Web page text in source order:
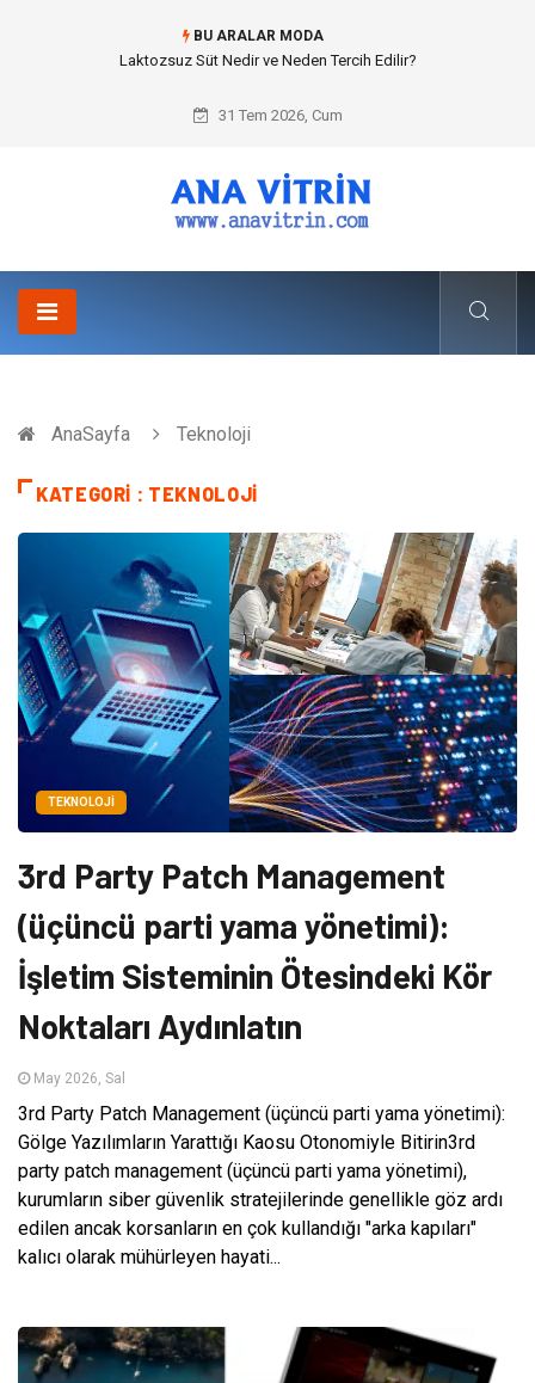
BU ARALAR MODA
Cold mix asphalt plant (Soğuk Asfalt Plenti) ile Yol Yapımında Çevreci ve
31 Tem 2026, Cum
AnaSayfa Teknoloji
KATEGORI : TEKNOLOJI
TEKNOLOJI
3rd Party Patch Management
(üçüncü parti yama yönetimi):
İşletim Sisteminin Ötesindeki Kör
Noktaları Aydınlatın
May 2026, Sal
3rd Party Patch Management (üçüncü parti yama yönetimi):
Gölge Yazılımların Yarattığı Kaosu Otonomiyle Bitirin3rd
party patch management (üçüncü parti yama yönetimi),
kurumların siber güvenlik stratejilerinde genellikle göz ardı
edilen ancak korsanların en çok kullandığı "arka kapıları"
kalıcı olarak mühürleyen hayati...